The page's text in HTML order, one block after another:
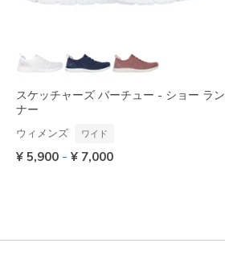
スケッチャーズ バーチュー - ショー ラン
ナー
ウィメンズ ワイド
¥ 5,900 - ¥ 7,000